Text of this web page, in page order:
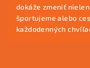
dokáže zmeniť
športujeme alebo
každodenných